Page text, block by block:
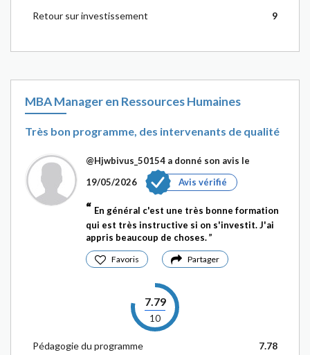
Retour sur investissement
9
MBA Manager en Ressources Humaines
Très bon programme, des intervenants de qualité
@Hjwbivus_50154 a donné son avis le
19/05/2026
Avis vérifié
En général c'est une très bonne formation
qui est très instructive si on s'investit. J'ai
appris beaucoup de choses.
Favoris Partager
7.79
10
Pédagogie du programme 7.78